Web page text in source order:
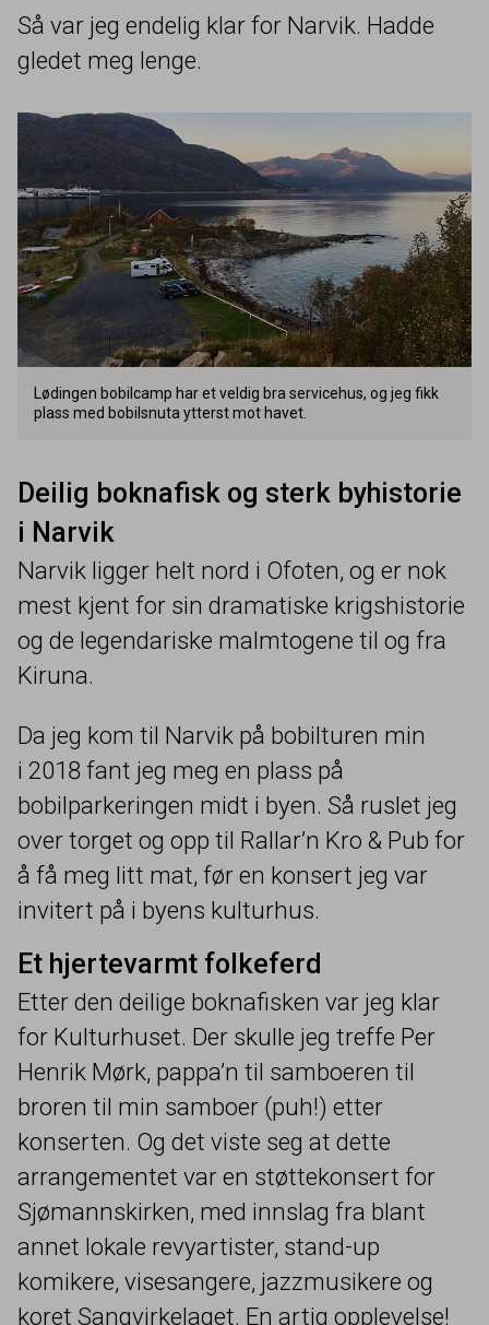
Så var jeg endelig klar for Narvik. Hadde
gledet meg lenge.
Lødingen bobilcamp har et veldig bra servicehus, og jeg fikk
plass med bobilsnuta ytterst mot havet.
Deilig boknafisk og sterk byhistorie
i Narvik
Narvik ligger helt nord i Ofoten, og er nok
mest kjent for sin dramatiske krigshistorie
og de legendariske malmtogene til og fra
Kiruna.
Da jeg kom til Narvik på bobilturen min
i 2018fant jeg meg en plass på
bobilparkeringen midt i byen. Så ruslet jeg
over torget og opp til Rallar’n Kro & Pub for
å få meg litt mat, før en konsert jeg var
invitert på i byens kulturhus.
Et hjertevarmt folkeferd
Etter den deilige boknafisken var jeg klar
for Kulturhuset. Der skulle jeg treffe Per
Henrik Mørk, pappa’n til samboeren til
broren til min samboer (puh!) etter
konserten. Og det viste seg at dette
arrangementet var en støttekonsert for
Sjømannskirken, med innslag fra blant
annet lokale revyartister, stand-up
komikere, visesangere, jazzmusikere og
koret Sangvirkelaget. En artig opplevelse!